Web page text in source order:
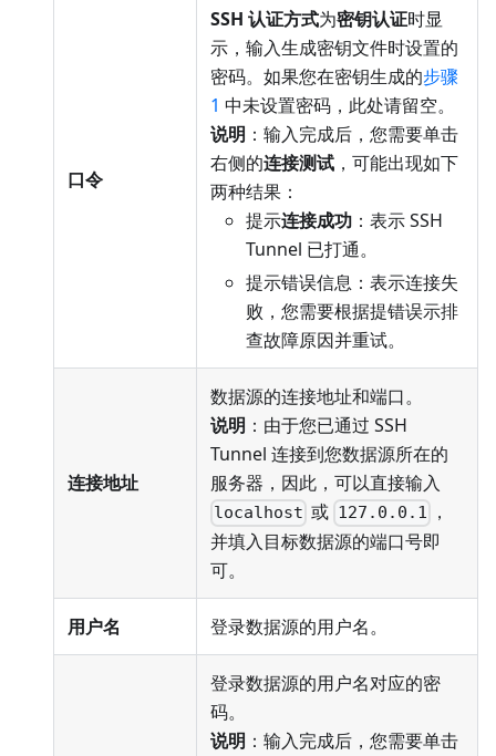
口令
SSH 认证方式为密钥认证时显
示，输入生成密钥文件时设置的
密码。如果您在密钥生成的步骤
1 中未设置密码，此处请留空。
说明 ：输入完成后，您需要单击
右侧的连接测试 ，可能出现如下
两种结果：
提示连接成功 ：表示 SSH
Tunnel 已打通。
提示错误信息：表示连接失
败，您需要根据提错误示排
查故障原因并重试。
连接地址
数据源的连接地址和端口。
说明 ：由于您已通过 SSH
Tunnel 连接到您数据源所在的
服务器，因此，可以直接输入
localhost 或 127.0.0.1
，
并填入目标数据源的端口号即
可。
用户名 登录数据源的用户名。
登录数据源的用户名对应的密
码。
说明 ：输入完成后，您需要单击